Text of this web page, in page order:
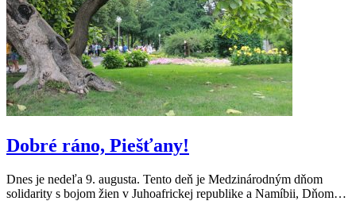
Dobré ráno, Piešťany!
Dnes je nedeľa 9. augusta. Tento deň je Medzinárodným dňom
solidarity s bojom žien v Juhoafrickej republike a Namíbii, Dňom…